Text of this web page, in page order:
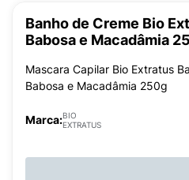
Banho de Creme Bio
Babosa e Macadâmia
Mascara Capilar Bio Extratus
Babosa e Macadâmia 250g
Marca:BIO
EXTRATUS